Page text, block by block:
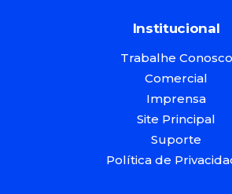
Institucional
Trabalhe Conosco
Comercial
Imprensa
Site Principal
Suporte
Política de